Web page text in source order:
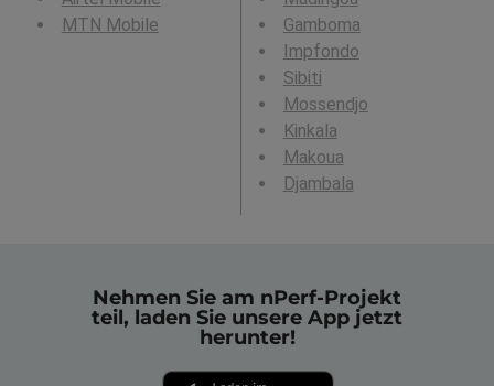
MTN Mobile
Gamboma
Impfondo
Sibiti
Mossendjo
Kinkala
Makoua
Djambala
Nehmen Sie am nPerf-Projekt
teil, laden Sie unsere App jetzt
herunter!